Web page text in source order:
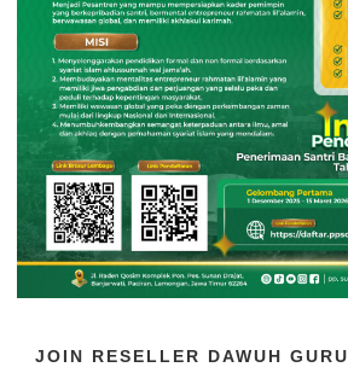
JOIN RESELLER DAWUH GURU